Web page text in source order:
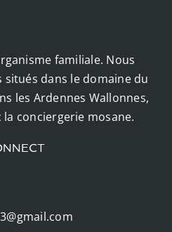
familiale. Nous
dans le domaine du
les Ardennes Wallonnes,
conciergerie mosane.